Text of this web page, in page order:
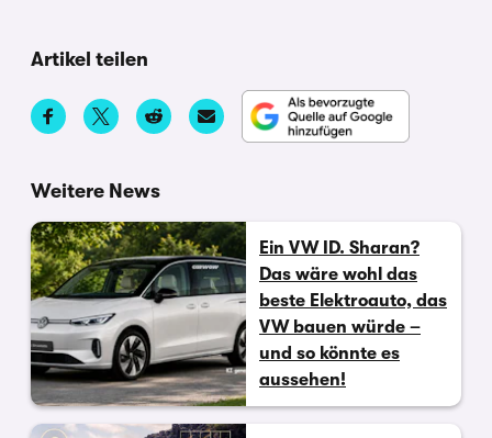
Artikel teilen
Weitere News
Ein VW ID. Sharan?
Das wäre wohl das
beste Elektroauto, das
VW bauen würde –
und so könnte es
aussehen!